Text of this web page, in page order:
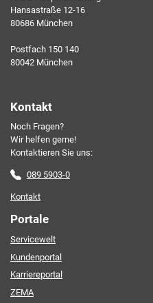
einverstanden. Detaillierte
Hansastraße 12-16
80686 München
Postfach 150 140
80042 München
Kontakt
Noch Fragen?
Wir helfen gerne!
Kontaktieren Sie uns:
089 5903-0
Kontakt
Portale
Servicewelt
Kundenportal
Karriereportal
ZEMA